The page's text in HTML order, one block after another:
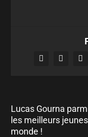
Lucas Gourna
les meilleurs
monde !